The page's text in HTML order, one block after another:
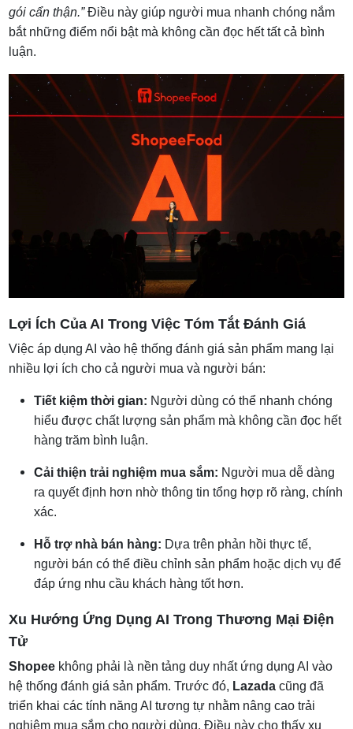
gói cẩn thận.”Điều này giúp người mua nhanh chóng nắm
bắt những điểm nổi bật mà không cần đọc hết tất cả bình
luận.
Lợi Ích Của AI Trong Việc Tóm Tắt Đánh Giá
Việc áp dụng AI vào hệ thống đánh giá sản phẩm mang lại
nhiều lợi ích cho cả người mua và người bán:
Tiết kiệm thời gian: Người dùng có thể nhanh chóng
hiểu được chất lượng sản phẩm mà không cần đọc hết
hàng trăm bình luận.
Cải thiện trải nghiệm mua sắm: Người mua dễ dàng
ra quyết định hơn nhờ thông tin tổng hợp rõ ràng, chính
xác.
Hỗ trợ nhà bán hàng: Dựa trên phản hồi thực tế,
người bán có thể điều chỉnh sản phẩm hoặc dịch vụ để
đáp ứng nhu cầu khách hàng tốt hơn.
Xu Hướng Ứng Dụng AI Trong Thương Mại Điện
Tử
Shopee không phải là nền tảng duy nhất ứng dụng AI vào
hệ thống đánh giá sản phẩm. Trước đó, Lazada cũng đã
triển khai các tính năng AI tương tự nhằm nâng cao trải
nghiệm mua sắm cho người dùng. Điều này cho thấy xu